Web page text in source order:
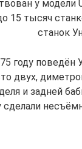
у модели
15 тысяч
станок
году поведён
двух,
и задней
сделали